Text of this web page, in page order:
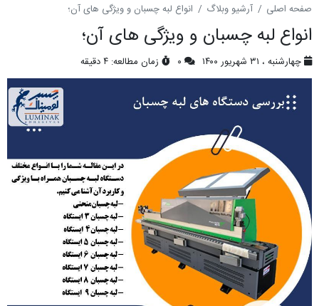
صفحه اصلی آرشیو وبلاگ انواع لبه چسبان و ویژگی های آن؛
انواع لبه چسبان و ویژگی های آن؛
چهارشنبه ، ۳۱ شهریور ۱۴۰۰ زمان مطالعه: ۴ دقیقه